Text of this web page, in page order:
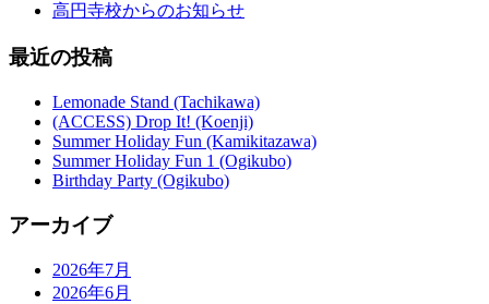
高円寺校からのお知らせ
最近の投稿
Lemonade Stand (Tachikawa)
(ACCESS) Drop It! (Koenji)
Summer Holiday Fun (Kamikitazawa)
Summer Holiday Fun 1 (Ogikubo)
Birthday Party (Ogikubo)
アーカイブ
2026年7月
2026年6月